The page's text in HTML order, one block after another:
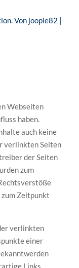
Von joopie82 |
Webseiten
haben.
auch keine
verlinkten Seiten
der Seiten
zum
Zeitpunkt
verlinkten
einer
Links